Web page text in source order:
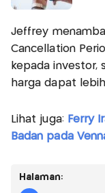
Jeffrey
Cancellation
kepada investor,
harga dapat
Lihat juga: Ferry
Badan pada
Halaman: